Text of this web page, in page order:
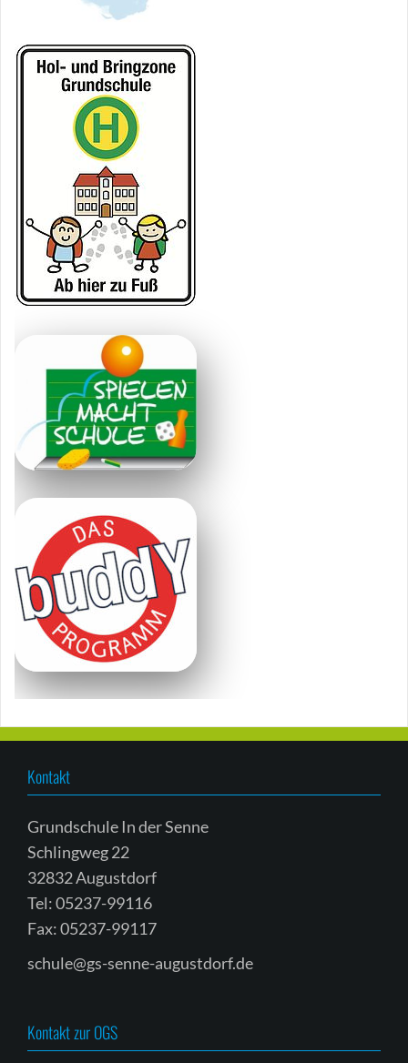
Kontakt
Grundschule In der Senne
Schlingweg 22
32832 Augustdorf
Tel: 05237-99116
Fax: 05237-99117
schule@gs-senne-augustdorf.de
Kontakt zur OGS